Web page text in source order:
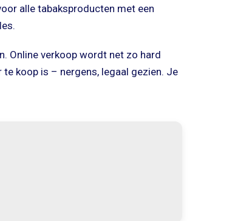
alle tabaksproducten met een
Online verkoop wordt net zo hard
koop is – nergens, legaal gezien. Je